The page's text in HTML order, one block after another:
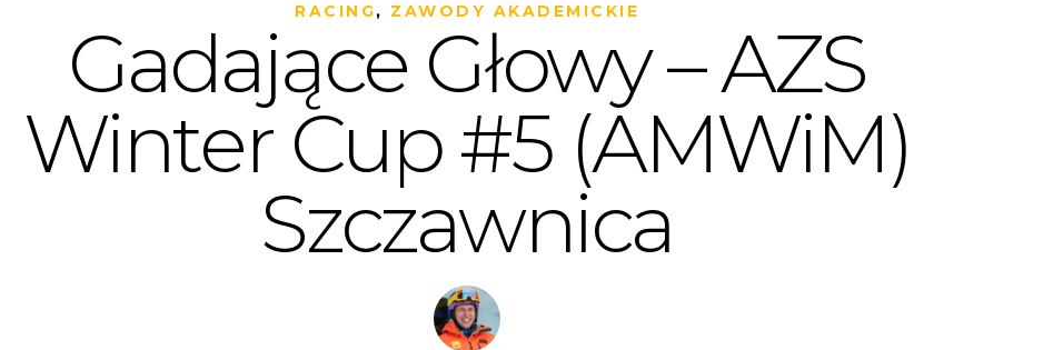
RACING, ZAWODY AKADEMICKIE
Gadające Głowy – AZS
Winter Cup #5 (AMWiM)
Szczawnica